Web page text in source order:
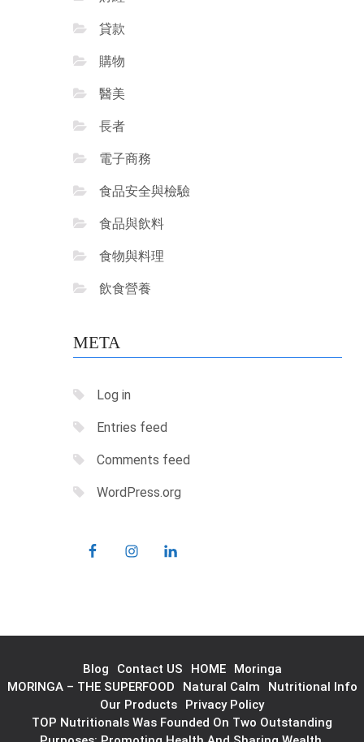
貸款
購物
醫美
長者
電子商務
食品安全與檢驗
食品與飲料
食物與料理
飲食營養
META
Log in
Entries feed
Comments feed
WordPress.org
Blog Contact US HOME
Moringa
MORINGA – THE SUPERFOOD
Natural Calm
Nutritional Info
Our Products
Privacy Policy
TOP Nutritionals Was Founded On Two Outstanding